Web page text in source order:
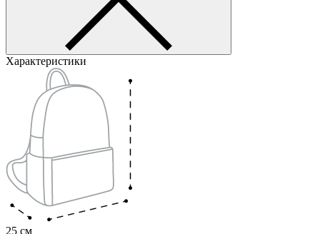
Характеристики
25 см